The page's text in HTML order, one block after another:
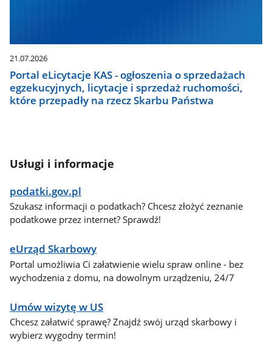
21.07.2026
Portal eLicytacje KAS - ogłoszenia o sprzedażach
egzekucyjnych, licytacje i sprzedaż ruchomości,
które przepadły na rzecz Skarbu Państwa
Usługi i informacje
podatki.gov.pl
Szukasz informacji o podatkach? Chcesz złożyć zeznanie
podatkowe przez internet? Sprawdź!
eUrząd Skarbowy
Portal umożliwia Ci załatwienie wielu spraw online - bez
wychodzenia z domu, na dowolnym urządzeniu, 24/7
Umów wizytę w US
Chcesz załatwić sprawę? Znajdź swój urząd skarbowy i
wybierz wygodny termin!